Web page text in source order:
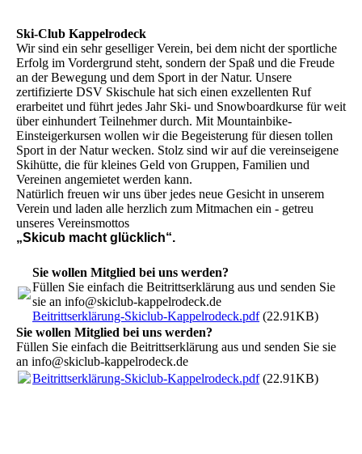
Ski-Club Kappelrodeck
Wir sind ein sehr geselliger Verein, bei dem nicht der sportliche
Erfolg im Vordergrund steht, sondern der Spaß und die Freude
an der Bewegung und dem Sport in der Natur. Unsere
zertifizierte DSV Skischule hat sich einen exzellenten Ruf
erarbeitet und führt jedes Jahr Ski- und Snowboardkurse für weit
über einhundert Teilnehmer durch. Mit Mountainbike-
Einsteigerkursen wollen wir die Begeisterung für diesen tollen
Sport in der Natur wecken. Stolz sind wir auf die vereinseigene
Skihütte, die für kleines Geld von Gruppen, Familien und
Vereinen angemietet werden kann.
Natürlich freuen wir uns über jedes neue Gesicht in unserem
Verein und laden alle herzlich zum Mitmachen ein - getreu
unseres Vereinsmottos
„Skicub macht glücklich“.
Sie wollen Mitglied bei uns werden?
Füllen Sie einfach die Beitrittserklärung aus und senden Sie
sie an info@skiclub-kappelrodeck.de
Beitrittserklärung-Skiclub-Kappelrodeck.pdf(22.91KB)
Sie wollen Mitglied bei uns werden?
Füllen Sie einfach die Beitrittserklärung aus und senden Sie sie
an info@skiclub-kappelrodeck.de
Beitrittserklärung-Skiclub-Kappelrodeck.pdf(22.91KB)